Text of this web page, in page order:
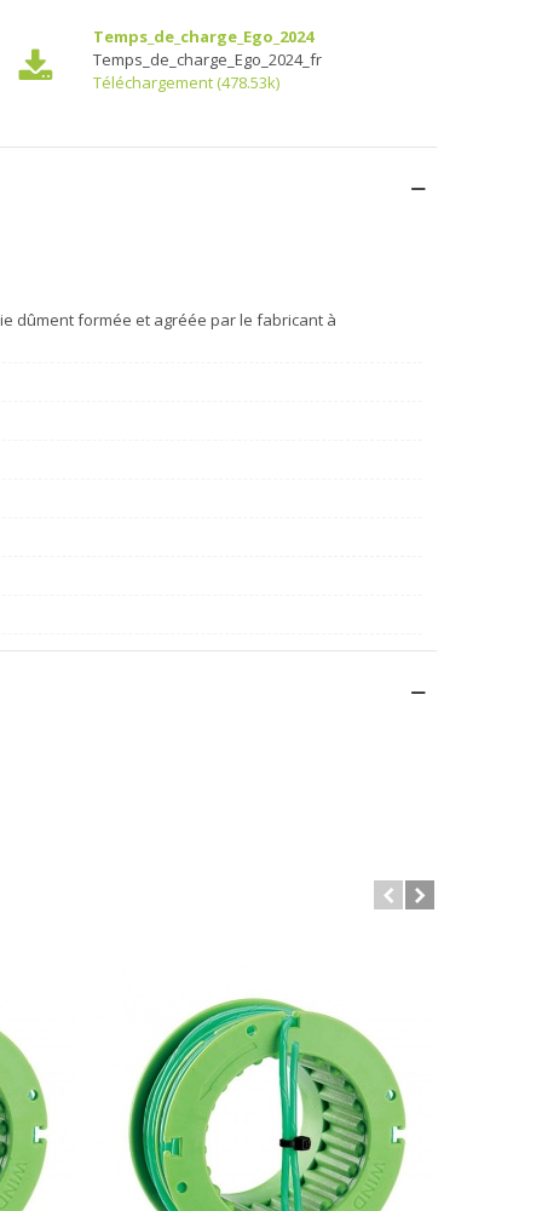
Temps_de_charge_Ego_2024
Temps_de_charge_Ego_2024_fr
Téléchargement (478.53k)
dûment formée et agréée par le fabricant à